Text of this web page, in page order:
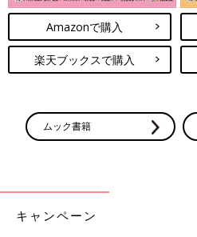
Amazonで購入
楽天ブックスで購入
ムック書籍
キャンペーン